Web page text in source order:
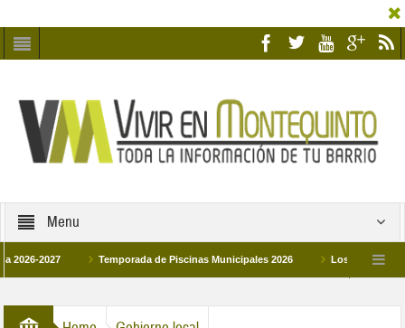
Menu
Temporada de Piscinas Municipales 2026 Los Campus de